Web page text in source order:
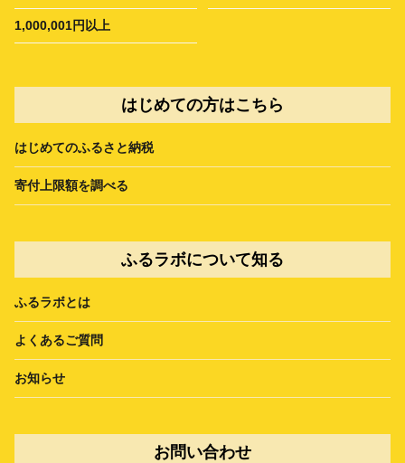
1,000,001円以上
はじめての方はこちら
はじめてのふるさと納税
寄付上限額を調べる
ふるラボについて知る
ふるラボとは
よくあるご質問
お知らせ
お問い合わせ